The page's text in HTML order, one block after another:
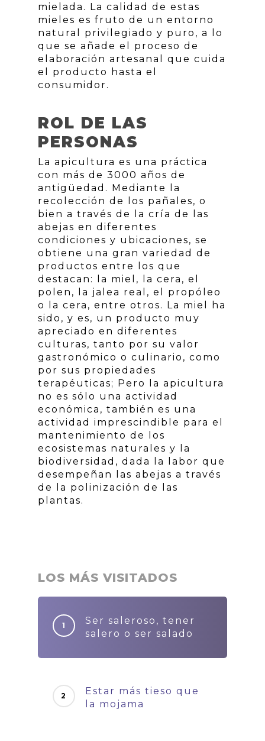
mielada. La calidad de estas
mieles es fruto de un entorno
natural privilegiado y puro, a lo
que se añade el proceso de
elaboración artesanal que cuida
el producto hasta el
consumidor.
ROL DE LAS
PERSONAS
La apicultura es una práctica
con más de 3000 años de
antigüedad. Mediante la
recolección de los pañales, o
bien a través de la cría de las
abejas en diferentes
condiciones y ubicaciones, se
obtiene una gran variedad de
productos entre los que
destacan: la miel, la cera, el
polen, la jalea real, el propóleo
o la cera, entre otros. La miel ha
sido, y es, un producto muy
apreciado en diferentes
culturas, tanto por su valor
gastronómico o culinario, como
por sus propiedades
terapéuticas; Pero la apicultura
no es sólo una actividad
económica, también es una
actividad imprescindible para el
mantenimiento de los
ecosistemas naturales y la
biodiversidad, dada la labor que
desempeñan las abejas a través
de la polinización de las
plantas.
LOS MÁS VISITADOS
Ser saleroso, tener
salero o ser salado
Estar más tieso que
la mojama